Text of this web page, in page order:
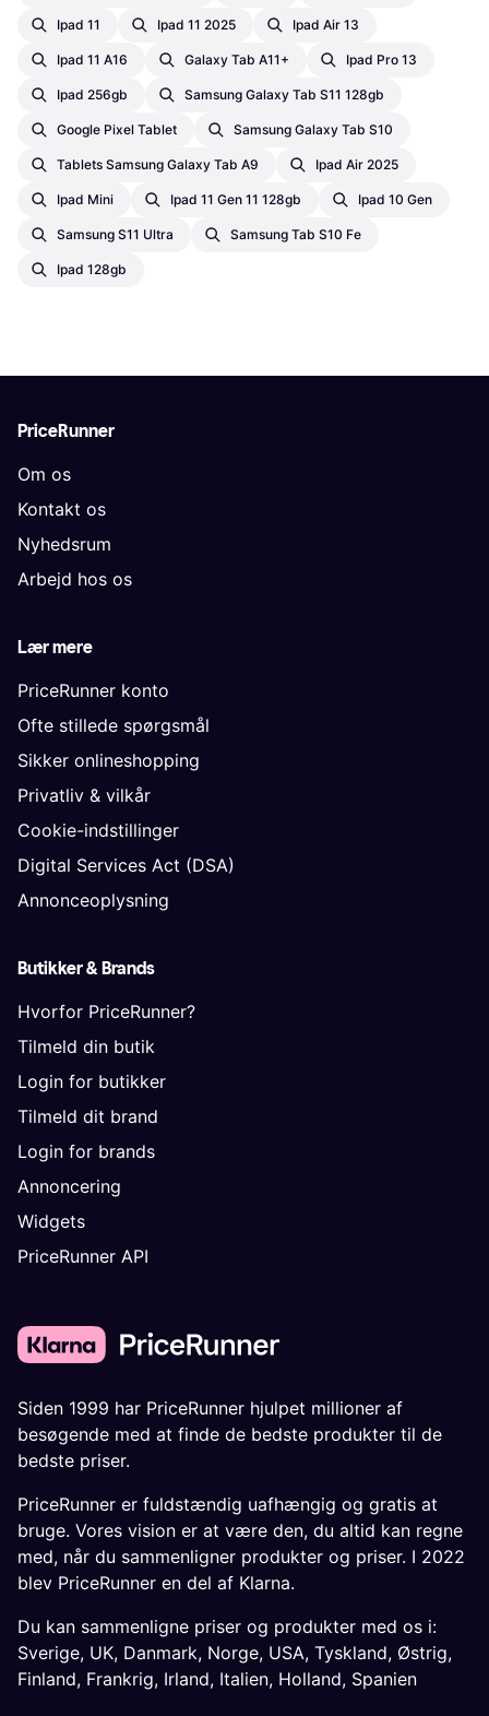
Ipad 11 Ipad 11 2025 Ipad Air 13
Ipad 11 A16 Galaxy Tab A11+ Ipad Pro 13
Ipad 256gb Samsung Galaxy Tab S11 128gb
Google Pixel Tablet Samsung Galaxy Tab S10
Tablets Samsung Galaxy Tab A9 Ipad Air 2025
Ipad Mini Ipad 11 Gen 11 128gb Ipad 10 Gen
Samsung S11 Ultra Samsung Tab S10 Fe
Ipad 128gb
PriceRunner
Om os
Kontakt os
Nyhedsrum
Arbejd hos os
Lær mere
PriceRunner konto
Ofte stillede spørgsmål
Sikker onlineshopping
Privatliv & vilkår
Cookie-indstillinger
Digital Services Act (DSA)
Annonceoplysning
Butikker & Brands
Hvorfor PriceRunner?
Tilmeld din butik
Login for butikker
Tilmeld dit brand
Login for brands
Annoncering
Widgets
PriceRunner API
Siden 1999 har PriceRunner hjulpet millioner af
besøgende med at finde de bedste produkter til de
bedste priser.
PriceRunner er fuldstændig uafhængig og gratis at
bruge. Vores vision er at være den, du altid kan regne
med, når du sammenligner produkter og priser. I 2022
blev PriceRunner en del af Klarna.
Du kan sammenligne priser og produkter med os i:
Sverige, UK, Danmark, Norge, USA, Tyskland, Østrig,
Finland, Frankrig, Irland, Italien, Holland, Spanien